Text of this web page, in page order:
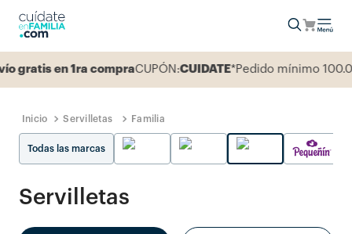
en 1ra compraCUPÓN:CUIDATE*Pedido mínimo 100.000
Servilletas Familia
Todas las marcas
Servilletas